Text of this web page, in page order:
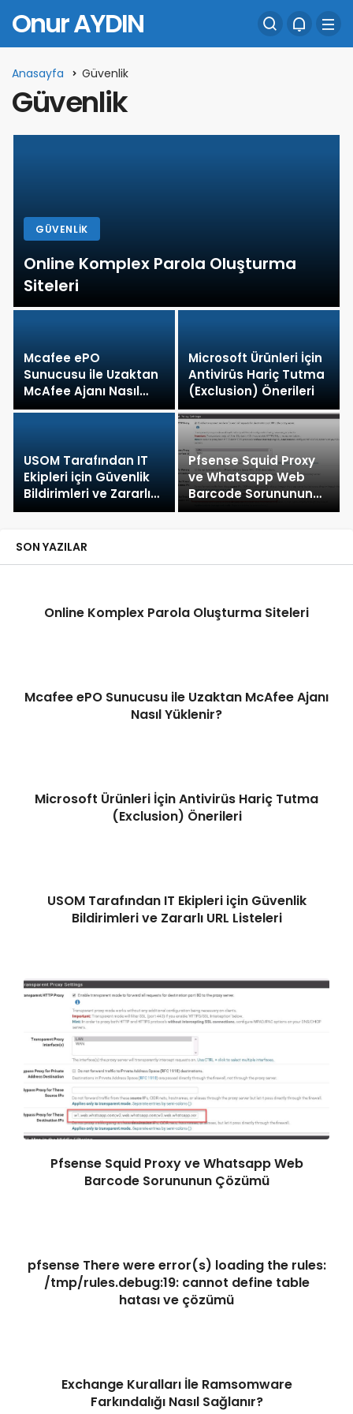
Onur AYDIN
Anasayfa Güvenlik
Güvenlik
GÜVENLIK
Online Komplex Parola Oluşturma
Siteleri
Mcafee ePO
Sunucusu ile Uzaktan
McAfee Ajanı Nasıl
Yüklenir?
Microsoft Ürünleri İçin
Antivirüs Hariç Tutma
(Exclusion) Önerileri
USOM Tarafından IT
Ekipleri için Güvenlik
Bildirimleri ve Zararlı
URL Listeleri
Pfsense Squid Proxy
ve Whatsapp Web
Barcode Sorununun
Çözümü
SON YAZILAR
Online Komplex Parola Oluşturma Siteleri
Mcafee ePO Sunucusu ile Uzaktan McAfee Ajanı
Nasıl Yüklenir?
Microsoft Ürünleri İçin Antivirüs Hariç Tutma
(Exclusion) Önerileri
USOM Tarafından IT Ekipleri için Güvenlik
Bildirimleri ve Zararlı URL Listeleri
Pfsense Squid Proxy ve Whatsapp Web
Barcode Sorununun Çözümü
pfsense There were error(s) loading the rules:
/tmp/rules.debug:19: cannot define table
hatası ve çözümü
Exchange Kuralları İle Ramsomware
Farkındalığı Nasıl Sağlanır?